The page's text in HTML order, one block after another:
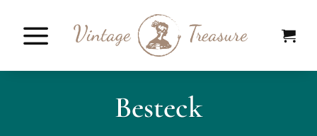
Inhalt
springen
Besteck